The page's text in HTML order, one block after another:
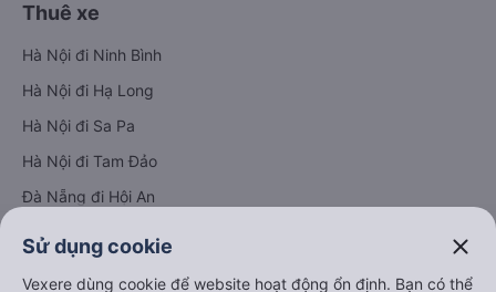
Thuê xe
Hà Nội đi Ninh Bình
Hà Nội đi Hạ Long
Hà Nội đi Sa Pa
Hà Nội đi Tam Đảo
Đà Nẵng đi Hội An
Xem tất cả tuyến đường
Sử dụng cookie close
Vexere dùng cookie để website hoạt động ổn định. Bạn có thể